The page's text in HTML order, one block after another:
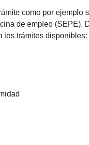
como por ejemplo
de empleo (SEPE).
los trámites disponibles: